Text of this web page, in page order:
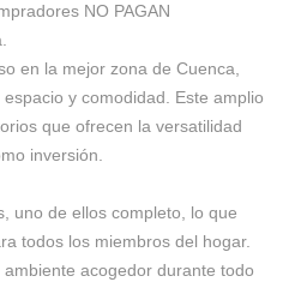
NO PAGAN
en la mejor zona de Cuenca,
y comodidad. Este amplio
que ofrecen la versatilidad
inversión.
uno de ellos completo, lo que
todos los miembros del hogar.
acogedor durante todo